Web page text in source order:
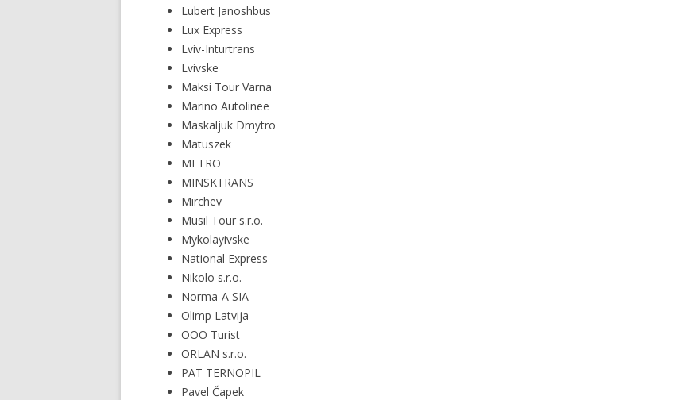
Lubert Janoshbus
Lux Express
Lviv-Inturtrans
Lvivske
Maksi Tour Varna
Marino Autolinee
Maskaljuk Dmytro
Matuszek
METRO
MINSKTRANS
Mirchev
Musil Tour s.r.o.
Mykolayivske
National Express
Nikolo s.r.o.
Norma-A SIA
Olimp Latvija
OOO Turist
ORLAN s.r.o.
PAT TERNOPIL
Pavel Čapek